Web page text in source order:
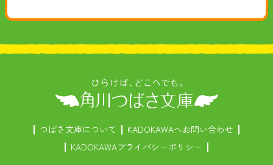
つばさ文庫について
KADOKAWAへお問い合わせ
KADOKAWAプライバシーポリシー